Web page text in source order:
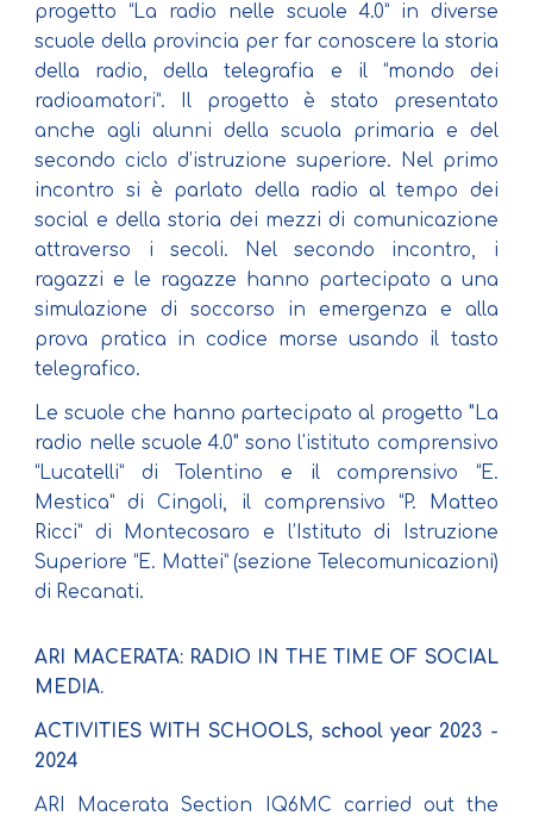
progetto “La radio nelle scuole 4.0” in diverse
scuole della provincia per far conoscere la storia
della radio, della telegrafia e il “mondo dei
radioamatori”. Il progetto è stato presentato
anche agli alunni della scuola primaria e del
secondo ciclo d’istruzione superiore. Nel primo
incontro si è parlato della radio al tempo dei
social e della storia dei mezzi di comunicazione
attraverso i secoli. Nel secondo incontro, i
ragazzi e le ragazze hanno partecipato a una
simulazione di soccorso in emergenza e alla
prova pratica in codice morse usando il tasto
telegrafico.
Le scuole che hanno partecipato al progetto "La
radio nelle scuole 4.0" sono l'istituto comprensivo
“Lucatelli” di Tolentino e il comprensivo “E.
Mestica” di Cingoli, il comprensivo “P. Matteo
Ricci” di Montecosaro e l’Istituto di Istruzione
Superiore “E. Mattei” (sezione Telecomunicazioni)
di Recanati.
ARI MACERATA: RADIO IN THE TIME OF SOCIAL
MEDIA.
ACTIVITIES WITH SCHOOLS, school year 2023 -
2024
ARI Macerata Section IQ6MC carried out the